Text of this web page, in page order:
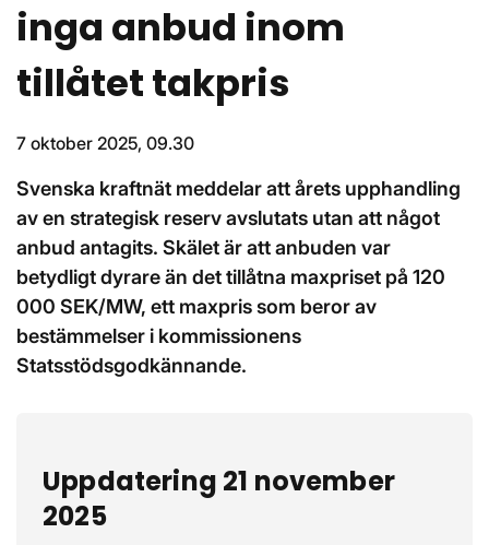
inga anbud inom
tillåtet takpris
7 oktober 2025, 09.30
Svenska kraftnät meddelar att årets upphandling
av en strategisk reserv avslutats utan att något
anbud antagits. Skälet är att anbuden var
betydligt dyrare än det tillåtna maxpriset på 120
000 SEK/MW, ett maxpris som beror av
bestämmelser i kommissionens
Statsstödsgodkännande.
Uppdatering 21 november
2025